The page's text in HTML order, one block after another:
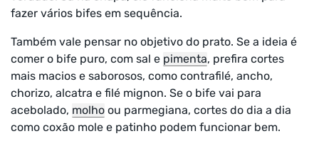
fazer vários bifes em sequência.
Também vale pensar no objetivo do prato. Se a ideia é
comer o bife puro, com sal e pimenta, prefira cortes
mais macios e saborosos, como contrafilé, ancho,
chorizo, alcatra e filé mignon. Se o bife vai para
acebolado, molho ou parmegiana, cortes do dia a dia
como coxão mole e patinho podem funcionar bem.